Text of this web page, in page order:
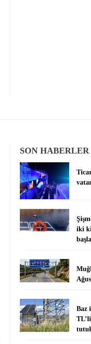
SON HABERLER
iki
Baz